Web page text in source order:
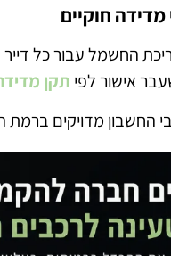
חוקיים
החשמל עבור כל דייר
אישור לפי תקן
החשבון מדויקים ברמת